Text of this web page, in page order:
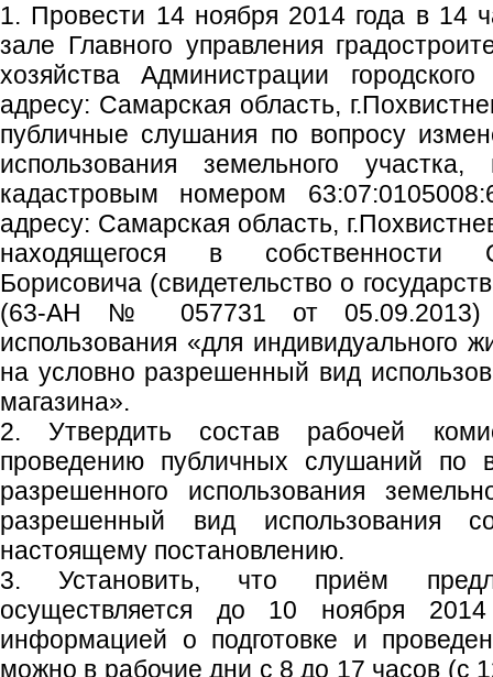
1. Провести 14 ноября 2014 года в 14
зале Главного управления
хозяйства Администрации
адресу: Самарская область,
публичные слушания по вопросу
использования земельного
кадастровым номером
адресу: Самарская область,
находящегося в собственности
Борисовича (свидетельство о
(63-АН № 057731 от 05.09.2013)
использования «для индивидуального
на условно разрешенный вид
магазина».
2. Утвердить состав рабочей
проведению публичных слушаний по
разрешенного использования
разрешенный вид использования
настоящему постановлению.
3. Установить, что приём
осуществляется до 10 ноября
информацией о подготовке и
можно в рабочие дни с 8 до 17 часов (с